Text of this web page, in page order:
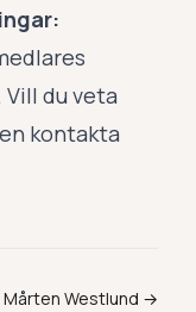
du veta
kontakta
Mårten Westlund →